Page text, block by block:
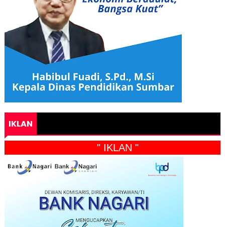
IKLAN
" IKLAN "